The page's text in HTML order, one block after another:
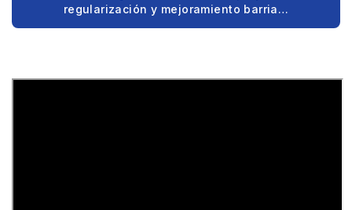
regularización y mejoramiento barria…